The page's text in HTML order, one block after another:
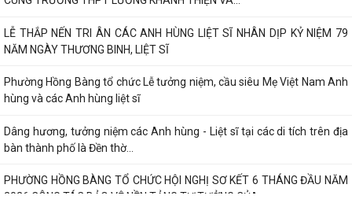
LỄ THẮP NẾN TRI ÂN CÁC ANH HÙNG LIỆT SĨ NHÂN DỊP KỶ NIỆM 79
NĂM NGÀY THƯƠNG BINH, LIỆT SĨ
Phường Hồng Bàng tổ chức Lễ tưởng niệm, cầu siêu Mẹ Việt Nam Anh
hùng và các Anh hùng liệt sĩ
Dâng hương, tưởng niệm các Anh hùng - Liệt sĩ tại các di tích trên địa
bàn thành phố là Đền thờ...
PHƯỜNG HỒNG BÀNG TỔ CHỨC HỘI NGHỊ SƠ KẾT 6 THÁNG ĐẦU NĂM
2026 CÔNG TÁC BẢO VỆ NỀN TẢNG TƯ TƯỞNG CỦA...